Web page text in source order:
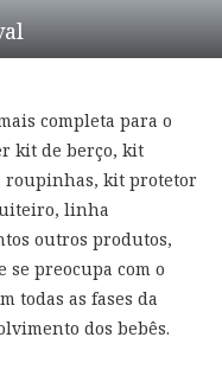
completa para o
kit de berço, kit
roupinhas, kit protetor
linha
outros produtos,
se preocupa com o
todas as fases da
dos bebês.